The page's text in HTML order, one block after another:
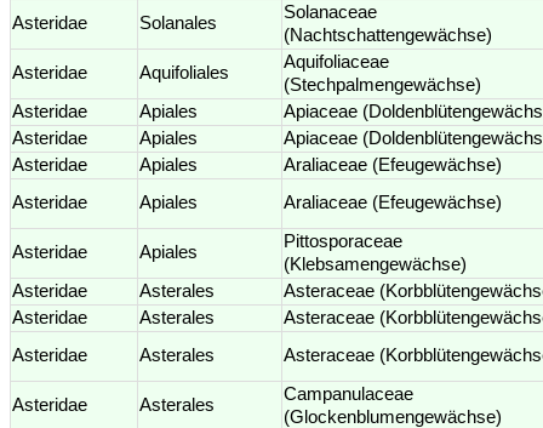
Asteridae
Solanales
Solanaceae
(Nachtschattengewächse)
Asteridae
Aquifoliales
Aquifoliaceae
(Stechpalmengewächse)
Asteridae
Apiales
Apiaceae
Asteridae
Apiales
Apiaceae
Asteridae
Apiales
Araliaceae (Efeugewächse)
Asteridae
Apiales Araliaceae (Efeugewächse)
Asteridae Apiales
Pittosporaceae
(Klebsamengewächse)
Asteridae
Asterales
Asteraceae
Asteridae
Asterales
Asteraceae
Asteridae
Asterales Asteraceae
Asteridae Asterales
Campanulaceae
(Glockenblumengewächse)